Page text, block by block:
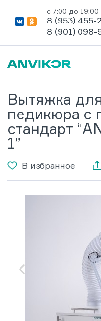
с 7:00 до 19:00
8 (953) 455-
8 (901) 098-
Вытяжка
педикюра с
стандарт
1”
В избранное